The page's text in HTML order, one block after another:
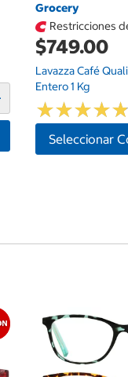
Grocery
Restricciones
$749.00
Lavazza Café
Entero 1 Kg
★★★★★
★★★★★
Seleccionar